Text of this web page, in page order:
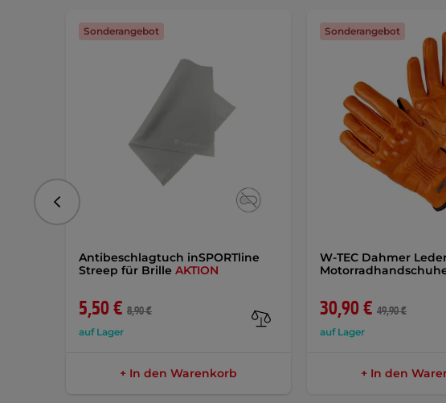
Antibeschlagtuch inSPORTline
Streep für Brille AKTION
5,50 € 8,90 €
auf Lager
Sonderangebot
+ In den Warenkorb
W-TEC Dahmer
30,90 € 49,90 €
auf Lager
Sonderangebot
+ In den
vorhergehend